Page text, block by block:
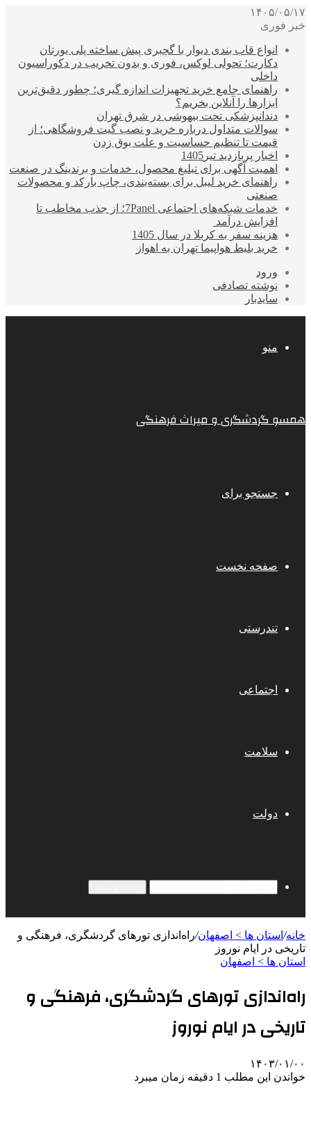
۱۴۰۵/۰۵/۱۷
خبر فوری
انواع قاب بندی دیوار با گچبری پیش ساخته پلی یورتان
دکارت؛ تحولی لوکس، فوری و بدون تخریب در دکوراسیون
داخلی
راهنمای جامع خرید تجهیزات اندازه گیری؛ چطور دقیق‌ترین
ابزارها را آنلاین بخریم؟
دندانپزشکی تحت بیهوشی در شرق تهران
سوالات متداول درباره خرید و نصب گیت فروشگاهی؛ از
قیمت تا تنظیم حساسیت و علت بوق زدن
اخبار پربازدید تیر1405
اهمیت آگهی برای تبلیغ محصول، خدمات و برندینگ در صنعت
راهنمای خرید لیبل برای بسته‌بندی، چاپ بارکد و محصولات
صنعتی
خدمات شبکه‌های اجتماعی 7Panel؛ از جذب مخاطب تا
افزایش درآمد
هزینه سفر به کربلا در سال 1405
خرید بلیط هواپیما تهران به اهواز
ورود
نوشته تصادفی
سایدبار
منو
همسو گردشگری و میراث فرهنگی
جستجو برای
صفحه نخست
تندرستی
اجتماعی
سلامت
دولت
خانه/ استان ها > اصفهان/راه‌اندازی تورهای گردشگری، فرهنگی و
تاریخی در ایام نوروز
استان ها > اصفهان
راه‌اندازی تورهای گردشگری، فرهنگی و
تاریخی در ایام نوروز
۱۴۰۳/۰۱/۰۰
خواندن این مطلب 1 دقیقه زمان میبرد